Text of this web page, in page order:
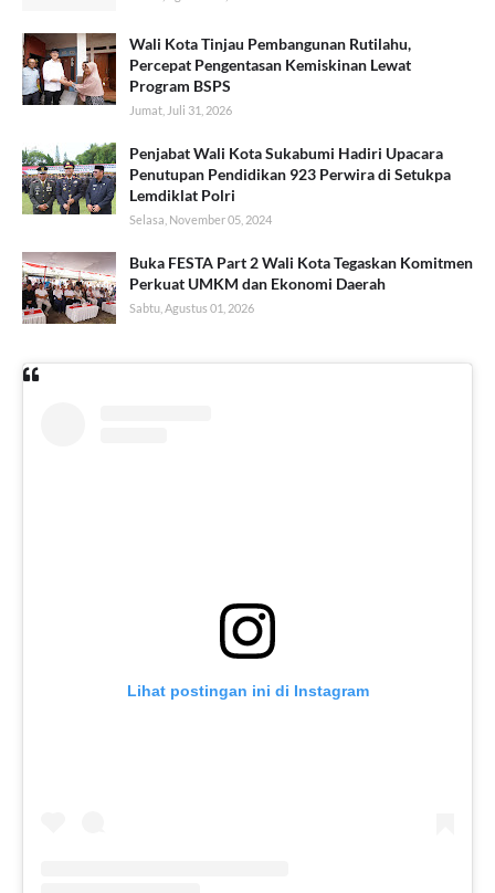
Wali Kota Tinjau Pembangunan Rutilahu,
Percepat Pengentasan Kemiskinan Lewat
Program BSPS
Jumat, Juli 31, 2026
Penjabat Wali Kota Sukabumi Hadiri Upacara
Penutupan Pendidikan 923 Perwira di Setukpa
Lemdiklat Polri
Selasa, November 05, 2024
Buka FESTA Part 2 Wali Kota Tegaskan Komitmen
Perkuat UMKM dan Ekonomi Daerah
Sabtu, Agustus 01, 2026
Lihat postingan ini di Instagram